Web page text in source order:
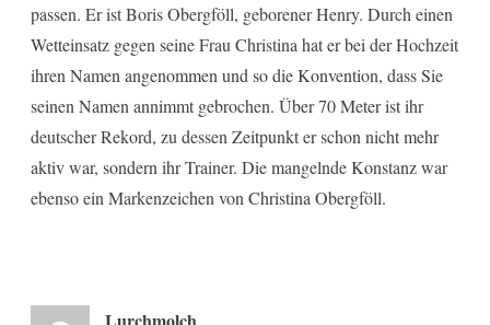
passen. Er ist Boris Obergföll, geborener Henry. Durch einen
Wetteinsatz gegen seine Frau Christina hat er bei der Hochzeit
ihren Namen angenommen und so die Konvention, dass Sie
seinen Namen annimmt gebrochen. Über 70 Meter ist ihr
deutscher Rekord, zu dessen Zeitpunkt er schon nicht mehr
aktiv war, sondern ihr Trainer. Die mangelnde Konstanz war
ebenso ein Markenzeichen von Christina Obergföll.
Lurchmolch